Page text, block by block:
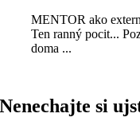
MENTOR ako
Ten ranný pocit...
doma ...
Nenechajte si